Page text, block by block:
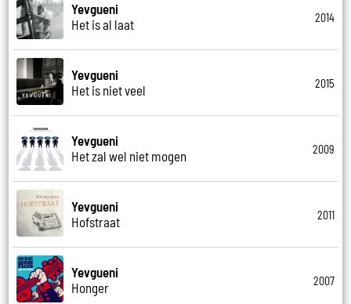
Yevgueni
Het is al laat
2014
Yevgueni
Het is niet veel
2015
Yevgueni
Het zal wel niet mogen
2009
Yevgueni
Hofstraat
2011
Yevgueni
Honger
2007